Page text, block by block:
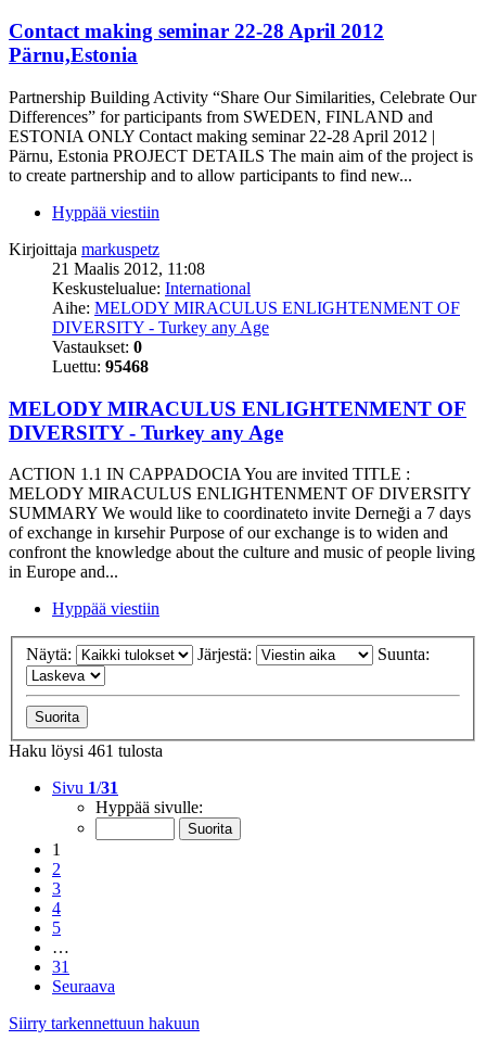
Contact making seminar 22-28 April 2012
Pärnu,Estonia
Partnership Building Activity “Share Our Similarities, Celebrate Our
Differences” for participants from SWEDEN, FINLAND and
ESTONIA ONLY Contact making seminar 22-28 April 2012 |
Pärnu, Estonia PROJECT DETAILS The main aim of the project is
to create partnership and to allow participants to find new...
Hyppää viestiin
Kirjoittaja markuspetz
21 Maalis 2012, 11:08
Keskustelualue: International
Aihe: MELODY MIRACULUS ENLIGHTENMENT OF
DIVERSITY - Turkey any Age
Vastaukset: 0
Luettu: 95468
MELODY MIRACULUS ENLIGHTENMENT OF
DIVERSITY - Turkey any Age
ACTION 1.1 IN CAPPADOCIA You are invited TITLE :
MELODY MIRACULUS ENLIGHTENMENT OF DIVERSITY
SUMMARY We would like to coordinateto invite Derneği a 7 days
of exchange in kırsehir Purpose of our exchange is to widen and
confront the knowledge about the culture and music of people living
in Europe and...
Hyppää viestiin
Näytä: Järjestä: Suunta:
Haku löysi 461 tulosta
Sivu 1/31
Hyppää sivulle:
1
2
3
4
5
…
31
Seuraava
Siirry tarkennettuun hakuun